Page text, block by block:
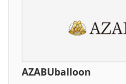
AZABUballoon